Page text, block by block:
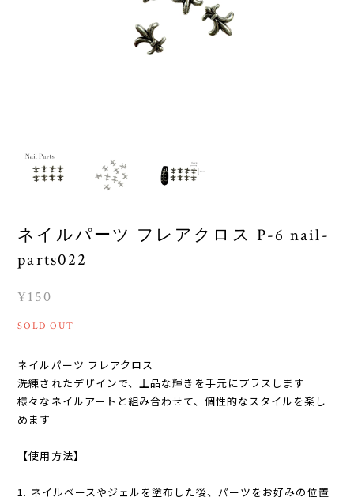
ネイルパーツ フレアクロス P-6 nail-
parts022
¥150
SOLD OUT
ネイルパーツ フレアクロス
洗練されたデザインで、上品な輝きを手元にプラスします
様々なネイルアートと組み合わせて、個性的なスタイルを楽し
めます
【使用方法】
1. ネイルベースやジェルを塗布した後、パーツをお好みの位置